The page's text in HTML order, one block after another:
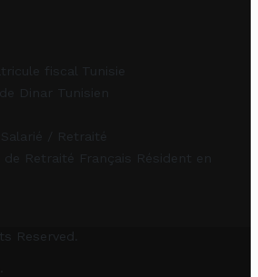
fiscal Tunisie
Dinar Tunisien
/ Retraité
de Retraité Français Résident en
Reserved.